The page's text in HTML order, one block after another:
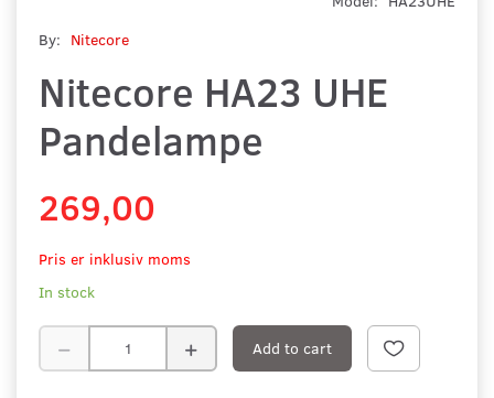
By: Nitecore
Nitecore HA23 UHE
Pandelampe
269,00
Pris er inklusiv moms
In stock
Add to cart